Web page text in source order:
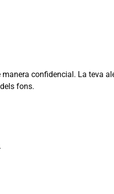
confidencial. La teva
fons.